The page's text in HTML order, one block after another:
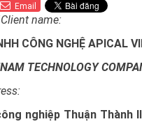
Email
Client name:
CÔNG NGHỆ APICAL
TECHNOLOGY
nghiệp Thuận Thành